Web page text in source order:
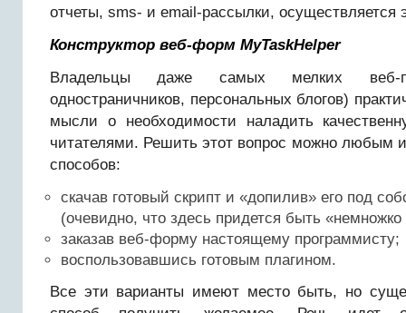
отчеты, sms- и email-рассылки, осуществляется
Конструктор веб-форм MyTaskHelper
Владельцы даже самых мелких веб-
одностраничников, персональных блогов)
мысли о необходимости наладить
читателями. Решить этот вопрос можно любым
способов:
скачав готовый скрипт и «допилив» его под
(очевидно, что здесь придется быть
заказав веб-форму настоящему программисту;
воспользовавшись готовым плагином.
Все эти варианты имеют место быть, но